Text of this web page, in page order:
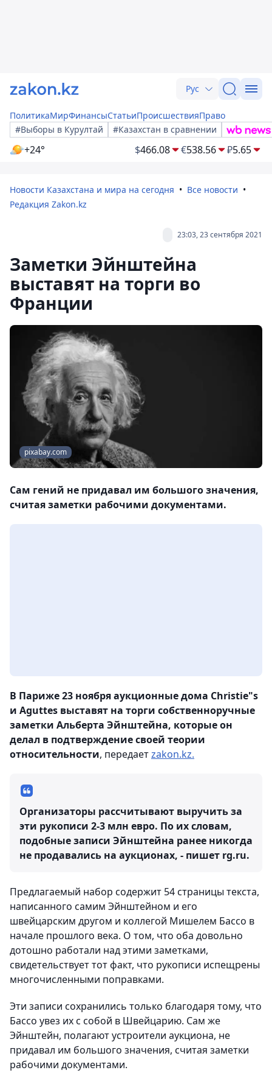
Рус
ПолитикаМирФинансыСтатьиПроисшествияПраво
#Выборы в Курултай
#Казахстан в сравнении
+24° $466.08 €538.56 ₽5.65
Новости Казахстана и мира на сегодня
Все новости
Редакция Zakon.kz
23:03, 23 сентября 2021
Заметки Эйнштейна
выставят на торги во
Франции
pixabay.com
Сам гений не придавал им большого значения,
считая заметки рабочими документами.
В Париже 23 ноября аукционные дома Christie"s
и Aguttes выставят на торги собственноручные
заметки Альберта Эйнштейна, которые он
делал в подтверждение своей теории
относительности, передаетzakon.kz.
Организаторы рассчитывают выручить за
эти рукописи 2-3 млн евро. По их словам,
подобные записи Эйнштейна ранее никогда
не продавались на аукционах, - пишет rg.ru.
Предлагаемый набор содержит 54 страницы текста,
написанного самим Эйнштейном и его
швейцарским другом и коллегой Мишелем Бассо в
начале прошлого века. О том, что оба довольно
дотошно работали над этими заметками,
свидетельствует тот факт, что рукописи испещрены
многочисленными поправками.
Эти записи сохранились только благодаря тому, что
Бассо увез их с собой в Швейцарию. Сам же
Эйнштейн, полагают устроители аукциона, не
придавал им большого значения, считая заметки
рабочими документами.